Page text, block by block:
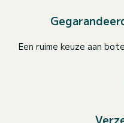
Een ruime keuze aan